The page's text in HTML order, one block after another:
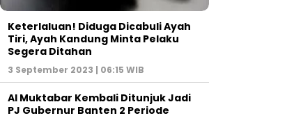
Keterlaluan! Diduga Dicabuli Ayah
Tiri, Ayah Kandung Minta Pelaku
Segera Ditahan
3 September 2023 | 06:15 WIB
Al Muktabar Kembali Ditunjuk Jadi
PJ Gubernur Banten 2 Periode